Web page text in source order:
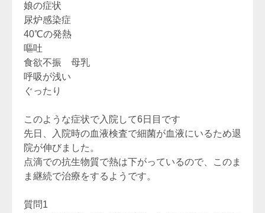
娘の症状
尿炉感染症
40℃の発熱
嘔吐
食欲不振 母乳
呼吸が浅い
ぐったり
このような症状で入院して6日目です
先日、入院時の血液検査で細菌が血液にいるため退
院が伸びました。
点滴での抗生物質で熱は下がっているので、このま
ま継続で治療をするようです。
質問1